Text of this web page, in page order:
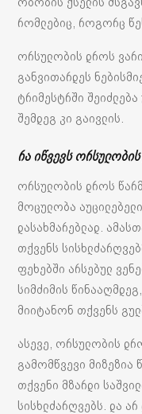
რომლებიც, როგორც
ორსულობის დროს
განვითარდეს
ტრიმესტრში
შემდეგ კი გაივლის.
რა იწვევს
ორსულობის დროს
მოცულობა
დასახმარებლად.
თქვენს
ფეხებში არსებულ
სიმძიმის
მიიტანონ თქვენს
ასევე, ორსულობის
გამომწვევი მიზეზია
თქვენი მზარდი
სისხლძარღვებს. და